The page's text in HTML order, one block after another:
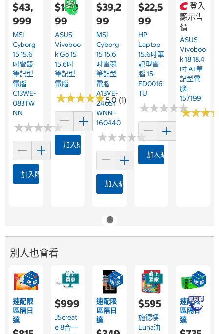
$43,
999
MSI
Cyborg
15 15.6
吋電競
筆記型
電腦
C13WE-
083TW
NN
★★★★★
★★★★★
加入購物車
$15,9
99
ASUS
Vivoboo
K Go 15
15.6吋
筆記型
電腦
★★★★★
★★★★★5.0 (1)
加入購物車
$39,2
99
MSI
Cyborg
15 15.6
吋電競
筆記型
電腦
A13VE-
2465T
WNN -
160440
★★★★★
★★★★★
加入購物車
$22,5
99
HP
Laptop
15.6吋筆
記型電
腦 15-
FD0016
TU
★★★★★
★★★★★
加入購物車
登入
顯示售
價
ASUS
Vivoboo
K 18 18.4
吋 AI 筆
記型電
腦 -
157199
★★★
★★★
別人也會看
速配限
區隔日
達
$999
J5creat
E 8合一
速配限
區隔日
達
$595
施德樓
Luna油
速配限
區隔日
達